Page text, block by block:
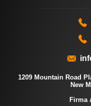
1209 Mountain Road
New
Firma